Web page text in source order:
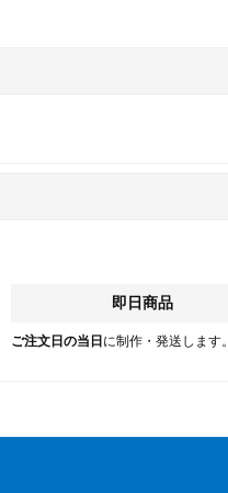
即日商品
ご注文日の当日 に制作・発送します。